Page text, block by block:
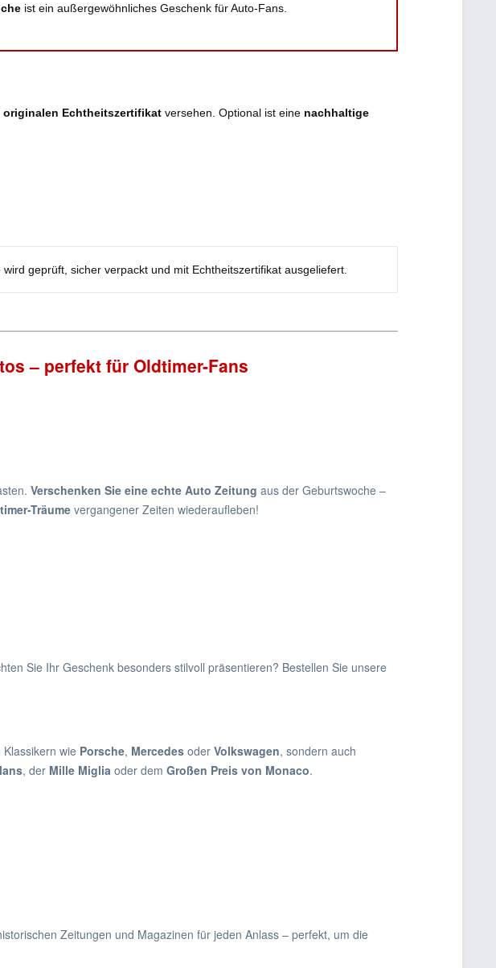
ist ein außergewöhnliches Geschenk für Auto-Fans.
originalen Echtheitszertifikat versehen. Optional ist eine nachhaltige
geprüft, sicher verpackt und mit Echtheitszertifikat ausgeliefert.
– perfekt für Oldtimer-Fans
Verschenken Sie eine echte Auto Zeitung aus der Geburtswoche –
Träumevergangener Zeiten wiederaufleben!
Sie Ihr Geschenk besonders stilvoll präsentieren? Bestellen Sie unsere
Klassikern wie Porsche, Mercedes oder Volkswagen, sondern auch
, der Mille Miglia oder dem Großen Preis von Monaco.
Zeitungen und Magazinen für jeden Anlass – perfekt, um die